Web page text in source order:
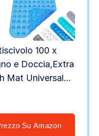
100 x
e Doccia,Extra
Mat Universale
(Blu)
Su Amazon